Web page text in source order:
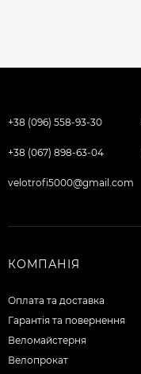
+38 (096) 558-93-30
+38 (067) 898-63-04
velotrofi5000@gmail.com
КОМПАНІЯ
Оплата та доставка
Гарантія та повернення
Веломайстерня
Велопрокат